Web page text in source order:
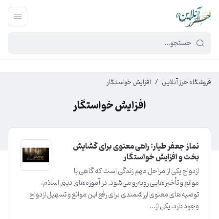
449f43cf-3da2-4422-bb12-2566cb5b8b05
فروشگاه حرز آنلاین / افزایش خواستگار
افزایش خواستگار
نماز جعفر طیار: راهی معنوی برای گشایش
بخت و افزایش خواستگار
ازدواج یکی از مراحل مهم زندگی است که گاهی با
موانع و تأخیرهایی روبه‌رو می‌شود. در آموزه‌های دینی اسلام،
توصیه‌های معنوی ارزشمندی برای رفع این موانع و تسهیل ازدواج
وجود دارد. یکی از...